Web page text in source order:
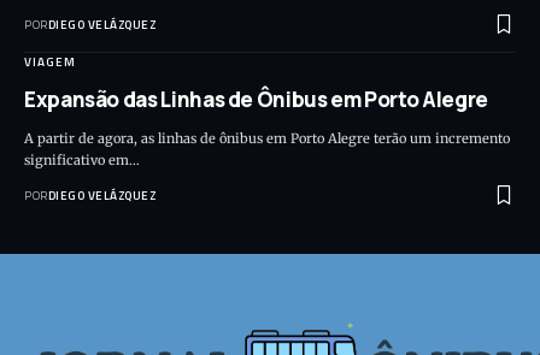
PORDIEGO VELÁZQUEZ
VIAGEM
Expansão das Linhas de Ônibus em Porto Alegre
A partir de agora, as linhas de ônibus em Porto Alegre terão um incremento
significativo em…
PORDIEGO VELÁZQUEZ